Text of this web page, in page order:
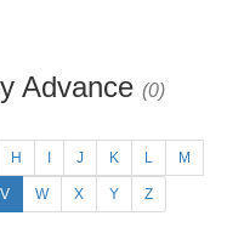
Advance (0)
H J K L M
V W X Y Z